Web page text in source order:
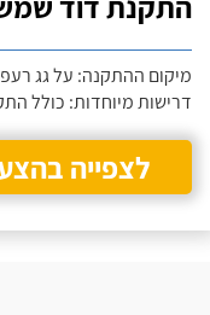
מיקום ההתקנה: על גג
דרישות מיוחדות: כולל
לצפייה